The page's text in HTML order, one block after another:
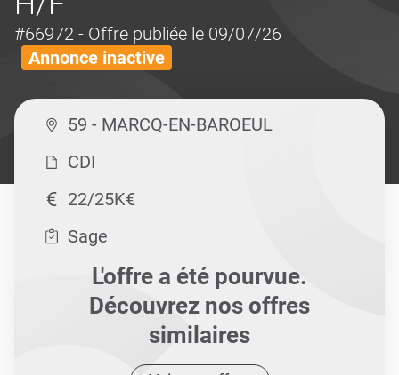
#66972 - Offre publiée le 09/07/26
Annonce inactive
59 - MARCQ-EN-BAROEUL
CDI
22/25K€
Sage
L'offre a été pourvue.
Découvrez nos offres
similaires